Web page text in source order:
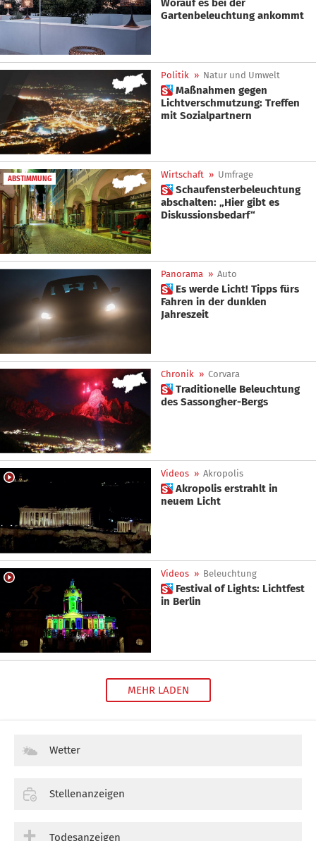
Worauf es bei der
Gartenbeleuchtung ankommt
Politik » Natur und Umwelt
 Maßnahmen gegen
Lichtverschmutzung: Treffen
mit Sozialpartnern
ABSTIMMUNG Wirtschaft » Umfrage
 Schaufensterbeleuchtung
abschalten: „Hier gibt es
Diskussionsbedarf“
Panorama » Auto
 Es werde Licht! Tipps fürs
Fahren in der dunklen
Jahreszeit
Chronik » Corvara
 Traditionelle Beleuchtung
des Sassongher-Bergs
Videos » Akropolis
 Akropolis erstrahlt in
neuem Licht
Videos » Beleuchtung
 Festival of Lights: Lichtfest
in Berlin
MEHR LADEN
Wetter
Stellenanzeigen
Todesanzeigen